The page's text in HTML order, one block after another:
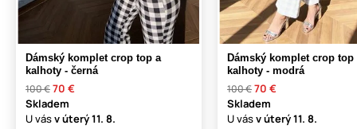
Dámský komplet crop top a
kalhoty - černá
100 €70 €
Skladem
U vásv úterý11. 8.
Dámský komplet crop top
kalhoty - modrá
100 €70 €
Skladem
U vásv úterý11. 8.